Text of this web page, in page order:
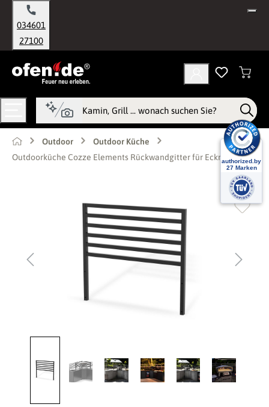
springen
034601
27100
Outdoor
Outdoor Küche
Outdoorküche Cozze Elements Rückwandgitter für Eckmodul